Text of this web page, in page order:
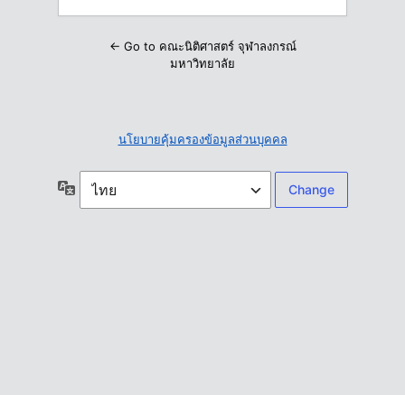
← Go to คณะนิติศาสตร์ จุฬาลงกรณ์
มหาวิทยาลัย
นโยบายคุ้มครองข้อมูลส่วนบุคคล
ภาษา